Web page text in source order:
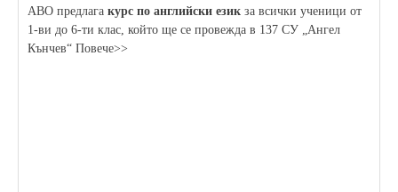
АВО предлага курс по английски език за всички ученици от
1-ви до 6-ти клас, който ще се провежда в 137 СУ „Ангел
Кънчев“ Повече>>